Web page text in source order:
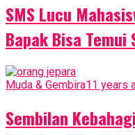
SMS Lucu
Bapak Bisa Temui
Muda & Gembira11 years
Sembilan